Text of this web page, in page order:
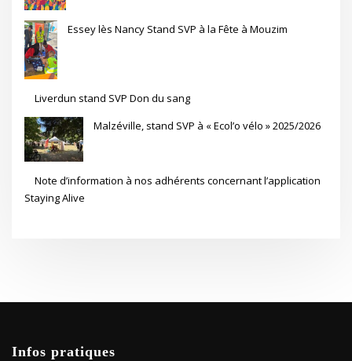
Essey lès Nancy Stand SVP à la Fête à Mouzim
Liverdun stand SVP Don du sang
Malzéville, stand SVP à « Ecol’o vélo » 2025/2026
Note d’information à nos adhérents concernant l’application
Staying Alive
Infos pratiques